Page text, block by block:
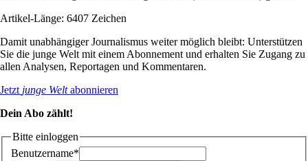
Artikel-Länge: 6407 Zeichen
Damit unabhängiger Journalismus weiter möglich bleibt: Unterstützen
Sie die junge Welt mit einem Abonnement und erhalten Sie Zugang zu
allen Analysen, Reportagen und Kommentaren.
Jetzt junge Weltabonnieren
Dein Abo zählt!
Bitte einloggen
Benutzername*